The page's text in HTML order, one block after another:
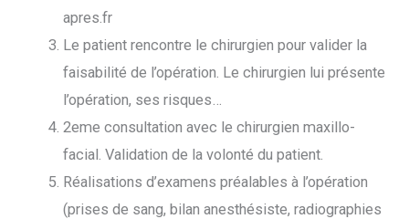
apres.fr
Le patient rencontre le chirurgien pour valider la
faisabilité de l’opération. Le chirurgien lui présente
l’opération, ses risques…
2eme consultation avec le chirurgien maxillo-
facial. Validation de la volonté du patient.
Réalisations d’examens préalables à l’opération
(prises de sang, bilan anesthésiste, radiographies